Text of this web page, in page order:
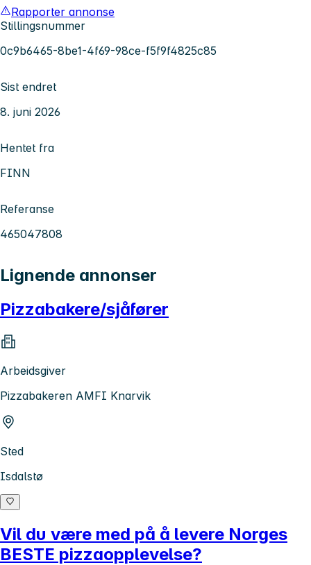
Rapporter annonse
Stillingsnummer
0c9b6465-8be1-4f69-98ce-f5f9f4825c85
Sist endret
8. juni 2026
Hentet fra
FINN
Referanse
465047808
Lignende annonser
Pizzabakere/sjåfører
Arbeidsgiver
Pizzabakeren AMFI Knarvik
Sted
Isdalstø
Vil du være med på å levere Norges
BESTE pizzaopplevelse?